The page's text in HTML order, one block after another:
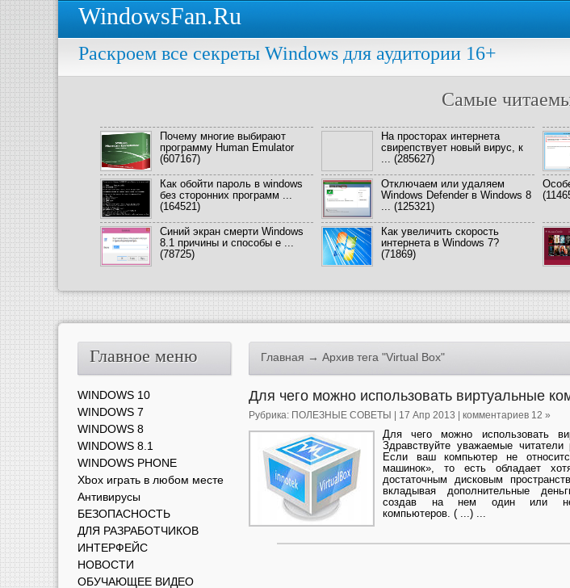
WindowsFan.Ru
Раскроем все секреты Windows для аудитории 16+
Самые
Почему многие выбирают
программу Human Emulator
(607167)
На просторах интернета
свирепствует новый вирус, к
... (285627)
Как обойти пароль в windows
без сторонних программ ...
(164521)
Отключаем или удаляем
Windows Defender в Windows 8
... (125321)
Синий экран смерти Windows
8.1 причины и способы е ...
(78725)
Как увеличить скорость
интернета в Windows 7?
(71869)
Главная → Архив тега "Virtual Box"
Для чего можно использовать виртуальные
Рубрика: ПОЛЕЗНЫЕ СОВЕТЫ | 17 Апр 2013 | комментариев 12 »
Для чего можно использовать
Здравствуйте уважаемые читатели
Если ваш компьютер не
машинок», то есть обладает
достаточным дисковым
вкладывая дополнительные
создав на нем один или
компьютеров. ( ...) ...
Главное меню
WINDOWS 10
WINDOWS 7
WINDOWS 8
WINDOWS 8.1
WINDOWS PHONE
Xbox играть в любом месте
Антивирусы
БЕЗОПАСНОСТЬ
ДЛЯ РАЗРАБОТЧИКОВ
ИНТЕРФЕЙС
НОВОСТИ
ОБУЧАЮЩЕЕ ВИДЕО